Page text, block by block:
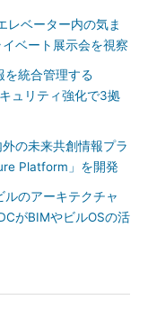
レベーター内の気ま
ベート展示会を視察
を統合管理する
ュリティ強化で3拠
の未来共創情報プラ
Platform」を開発
のアーキテクチャ
がBIMやビルOSの活